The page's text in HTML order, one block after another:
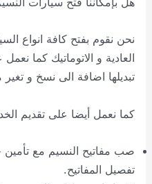
نحن نقوم بفتح كافة انواع
العادية و الاتوماتيك كما
تبديلها اضافة الى نسخ و تغير
كما نعمل أيضا على تقديم
صب مفاتيح النسيم مع تأمين
تفصيل المفاتيح.